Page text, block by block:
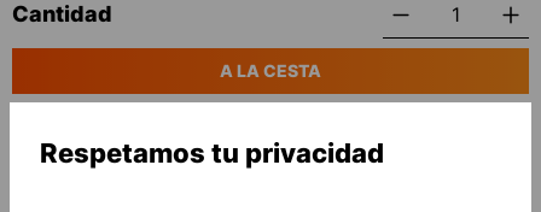
Cantidad
A LA CESTA
Añadir a la lista de deseos
Respetamos tu privacidad